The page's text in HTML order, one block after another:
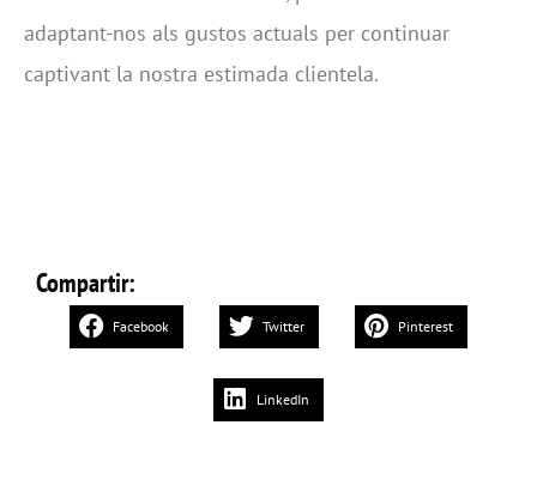
adaptant-nos als gustos actuals per continuar
captivant la nostra estimada clientela.
Compartir:
Facebook Twitter Pinterest
LinkedIn